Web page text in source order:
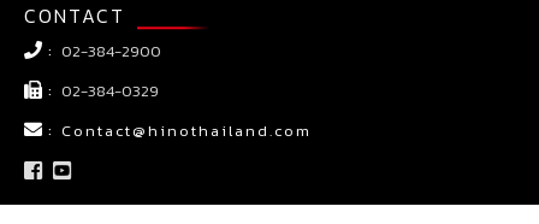
CONTACT
: 02-384-2900
: 02-384-0329
: Contact@hinothailand.com